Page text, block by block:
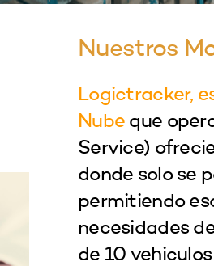
Nuestros
Logictracker,
Nube que
Service)
donde solo se
permitiendo
necesidades
de 10